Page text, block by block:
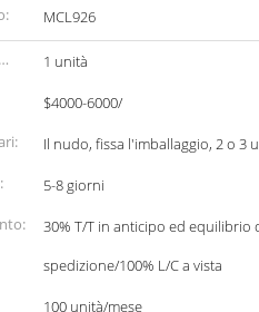
MCL926
1 unità
$4000-6000/
Il nudo, fissa l'imballaggio, 2 o 3
5-8 giorni
30% T/T in anticipo ed equilibrio
spedizione/100% L/C a vista
100 unità/mese